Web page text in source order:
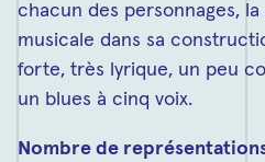
chacun des personnages,
musicale dans sa
forte, très lyrique, un peu
un blues à cinq voix.
Nombre de